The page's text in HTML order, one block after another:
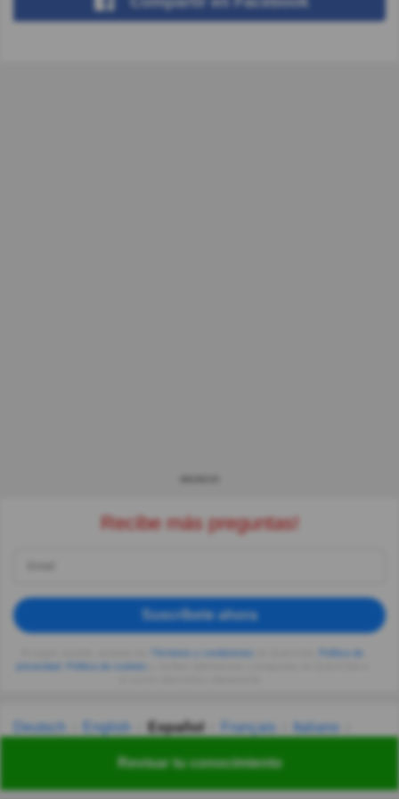
Revisar tu conocimiento
Recibe más preguntas!
Suscríbete ahora
Deutsch English Español Français
Italiano
Українська हिन्दी 한국어 汉语